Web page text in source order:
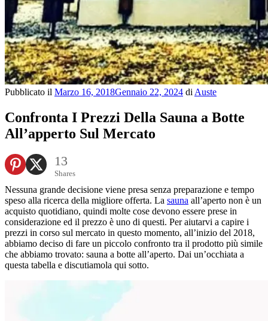
Pubblicato il Marzo 16, 2018Gennaio 22, 2024 di Auste
Confronta I Prezzi Della Sauna a Botte
All’apperto Sul Mercato
13
Shares
Nessuna grande decisione viene presa senza preparazione e tempo
speso alla ricerca della migliore offerta. La sauna all’aperto non è un
acquisto quotidiano, quindi molte cose devono essere prese in
considerazione ed il prezzo è uno di questi. Per aiutarvi a capire i
prezzi in corso sul mercato in questo momento, all’inizio del 2018,
abbiamo deciso di fare un piccolo confronto tra il prodotto più simile
che abbiamo trovato: sauna a botte all’aperto. Dai un’occhiata a
questa tabella e discutiamola qui sotto.